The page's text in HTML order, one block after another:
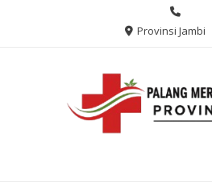
Provinsi Jambi